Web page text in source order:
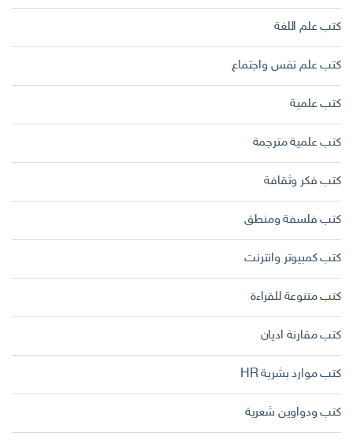
كتب علم اللغة
كتب علم نفس واجتماع
كتب علمية
كتب علمية مترجمة
كتب فكر وثقافة
كتب فلسفة ومنطق
كتب كمبيوتر وانترنت
كتب متنوعة للقراءة
كتب مقارنة اديان
كتب موارد بشرية HR
كتب ودواوين شعرية